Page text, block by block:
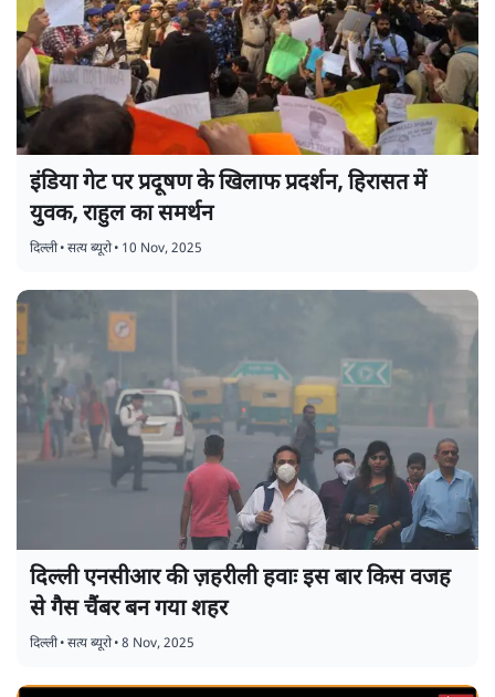
इंडिया गेट पर प्रदूषण के खिलाफ प्रदर्शन, हिरासत में
युवक, राहुल का समर्थन
दिल्ली•सत्य ब्यूरो• 10 Nov, 2025
दिल्ली एनसीआर की ज़हरीली हवाः इस बार किस वजह
से गैस चैंबर बन गया शहर
दिल्ली•सत्य ब्यूरो•8 Nov, 2025